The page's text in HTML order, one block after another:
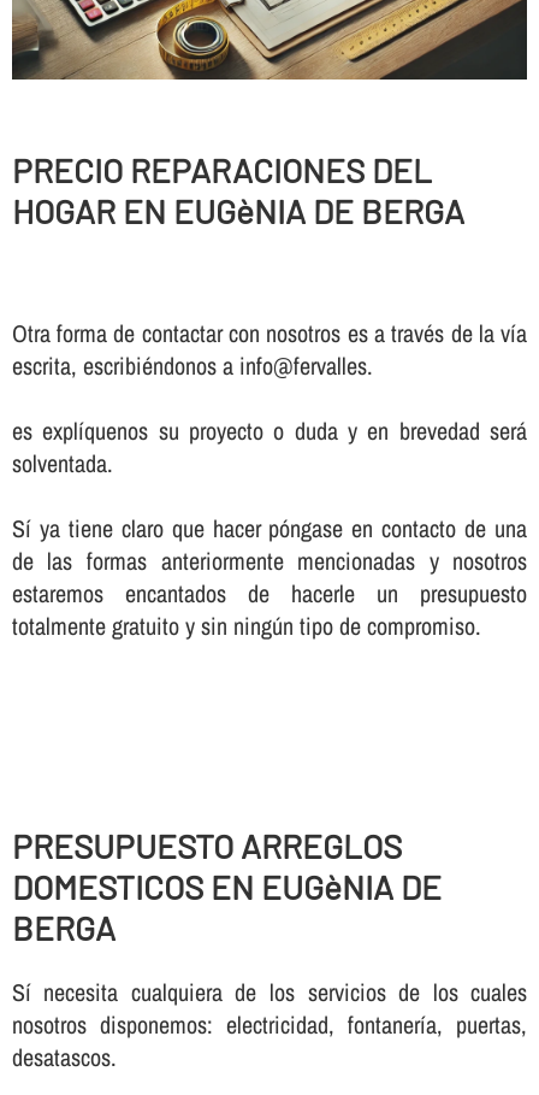
PRECIO REPARACIONES DEL
HOGAR EN EUGèNIA DE BERGA
Otra forma de contactar con nosotros es a través de la vía
escrita, escribiéndonos a info@fervalles.
es explíquenos su proyecto o duda y en brevedad será
solventada.
Sí ya tiene claro que hacer póngase en contacto de una
de las formas anteriormente mencionadas y nosotros
estaremos encantados de hacerle un presupuesto
totalmente gratuito y sin ningún tipo de compromiso.
PRESUPUESTO ARREGLOS
DOMESTICOS EN EUGèNIA DE
BERGA
Sí necesita cualquiera de los servicios de los cuales
nosotros disponemos: electricidad, fontanería, puertas,
desatascos.